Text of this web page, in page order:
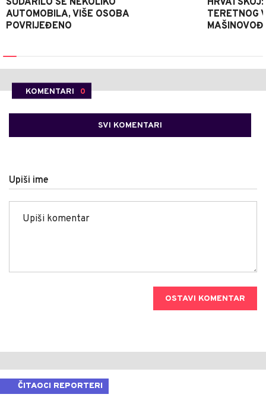
AUTOMOBILA, VIŠE OSOBA
POVRIJEĐENO
TERETNOG
KOMENTARI 0
SVI KOMENTARI
Upiši ime
OSTAVI KOMENTAR
ČITAOCI REPORTERI